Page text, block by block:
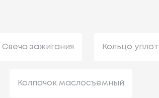
Свеча зажигания Кольцо
Колпачок маслосъемный